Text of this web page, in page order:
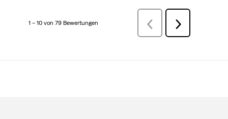
1 – 10 von 79 Bewertungen ZurückBewertungen
Weiter
Bewertungen